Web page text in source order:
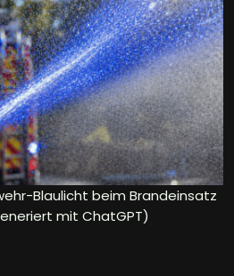
Blaulicht beim Brandeinsatz
mit ChatGPT)